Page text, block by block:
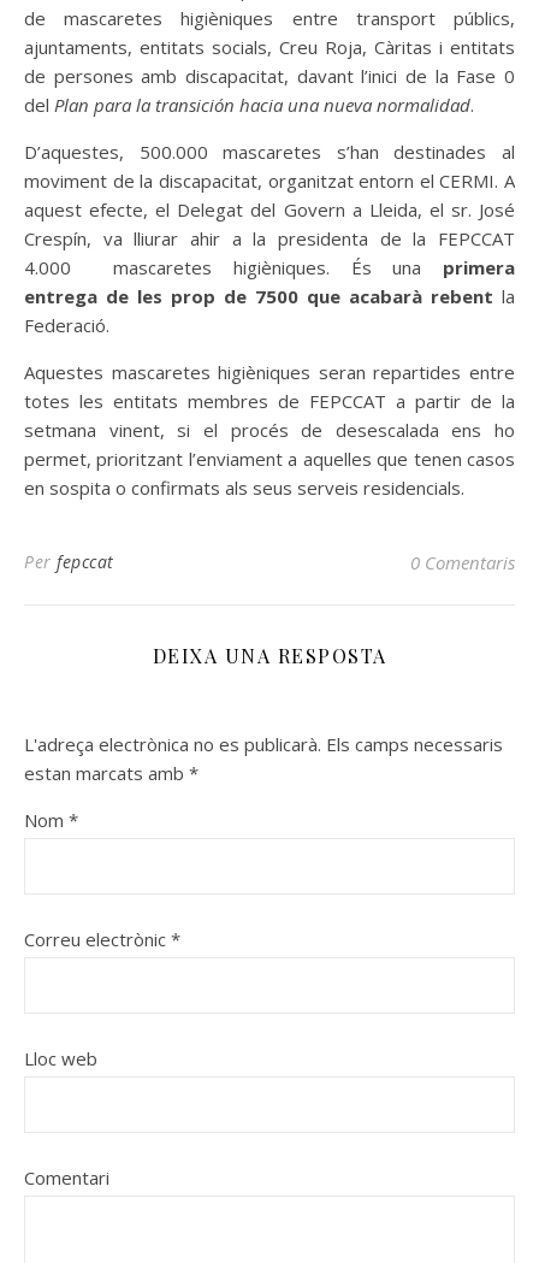
de mascaretes higièniques entre transport públics,
ajuntaments, entitats socials, Creu Roja, Càritas i entitats
de persones amb discapacitat, davant l’inici de la Fase 0
del Plan para la transición hacia una nueva normalidad.
D’aquestes, 500.000 mascaretes s’han destinades al
moviment de la discapacitat, organitzat entorn el CERMI. A
aquest efecte, el Delegat del Govern a Lleida, el sr. José
Crespín, va lliurar ahir a la presidenta de la FEPCCAT
4.000 mascaretes higièniques. És una primera
entrega de les prop de 7500 que acabarà rebent la
Federació.
Aquestes mascaretes higièniques seran repartides entre
totes les entitats membres de FEPCCAT a partir de la
setmana vinent, si el procés de desescalada ens ho
permet, prioritzant l’enviament a aquelles que tenen casos
en sospita o confirmats als seus serveis residencials.
Per fepccat 0 Comentaris
DEIXA UNA RESPOSTA
L'adreça electrònica no es publicarà. Els camps necessaris
estan marcats amb *
Nom *
Correu electrònic *
Lloc web
Comentari